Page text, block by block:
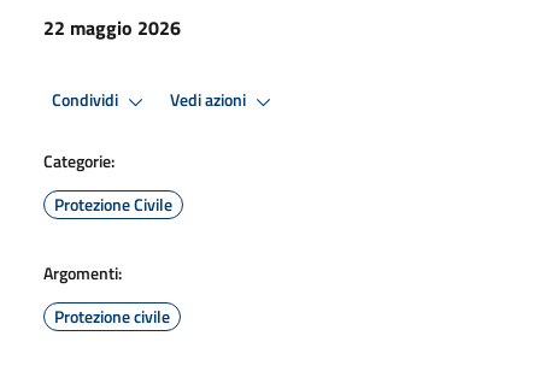
22 maggio 2026
Condividi Vedi azioni
Categorie:
Protezione Civile
Argomenti:
Protezione civile